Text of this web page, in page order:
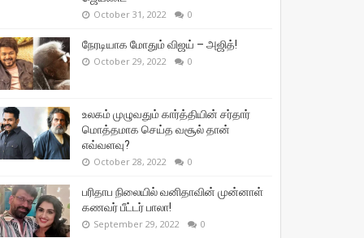
October 31, 2022 0
நேரடியாக மோதும் விஜய் – அஜித்!
October 29, 2022 0
உலகம் முழுவதும் கார்த்தியின் சர்தார்
மொத்தமாக செய்த வசூல் தான்
எவ்வளவு?
October 28, 2022 0
பரிதாப நிலையில் வனிதாவின் முன்னாள்
கணவர் பீட்டர் பாலா!
September 29, 2022 0